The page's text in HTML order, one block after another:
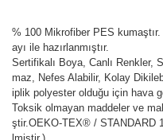
% 100 Mikrofiber PES
ayı ile hazırlanmıştır.
Sertifikalı Boya, Canlı Renkler,
maz, Nefes Alabilir, Kolay
iplik polyester olduğu için hava
Toksik olmayan maddeler ve
ştir.OEKO-TEX® / STANDARD